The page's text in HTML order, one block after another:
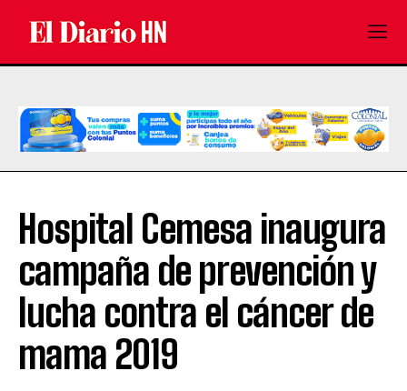
Hospital Cemesa inaugura
campaña de prevención y
lucha contra el cáncer de
mama 2019